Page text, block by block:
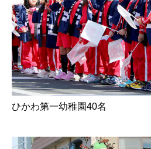
ひかわ第一幼稚園40名